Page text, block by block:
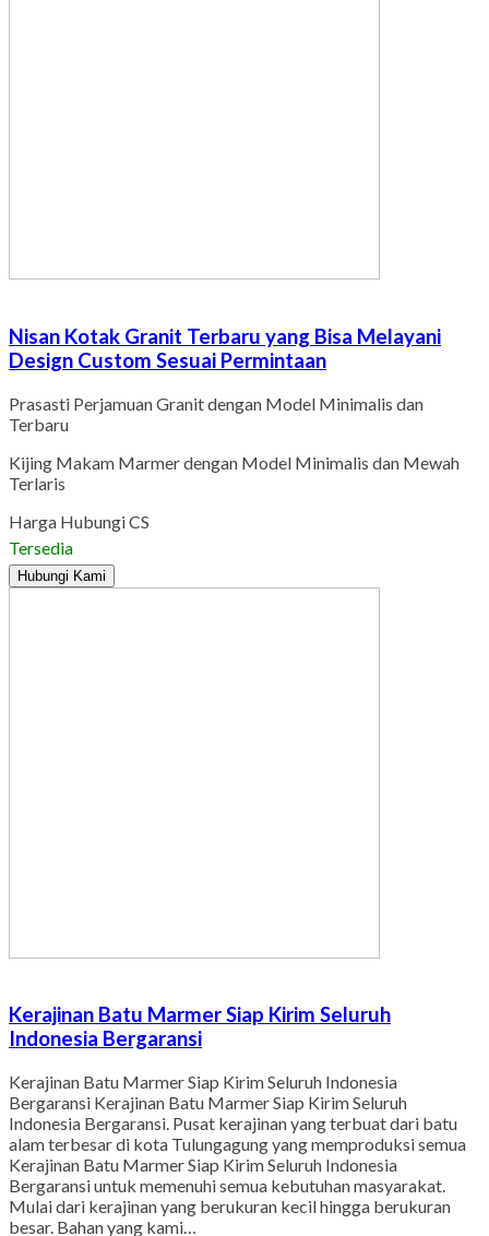
Nisan Kotak Granit Terbaru yang Bisa Melayani
Design Custom Sesuai Permintaan
Prasasti Perjamuan Granit dengan Model Minimalis dan
Terbaru
Kijing Makam Marmer dengan Model Minimalis dan Mewah
Terlaris
Harga Hubungi CS
Tersedia
Hubungi Kami
Kerajinan Batu Marmer Siap Kirim Seluruh
Indonesia Bergaransi
Kerajinan Batu Marmer Siap Kirim Seluruh Indonesia
Bergaransi Kerajinan Batu Marmer Siap Kirim Seluruh
Indonesia Bergaransi. Pusat kerajinan yang terbuat dari batu
alam terbesar di kota Tulungagung yang memproduksi semua
Kerajinan Batu Marmer Siap Kirim Seluruh Indonesia
Bergaransi untuk memenuhi semua kebutuhan masyarakat.
Mulai dari kerajinan yang berukuran kecil hingga berukuran
besar. Bahan yang kami…